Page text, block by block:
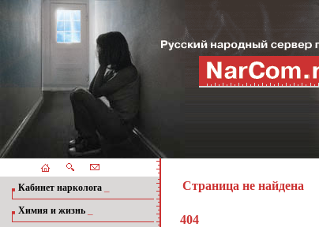
Кабинет нарколога
Химия и жизнь
Страница не найдена
404